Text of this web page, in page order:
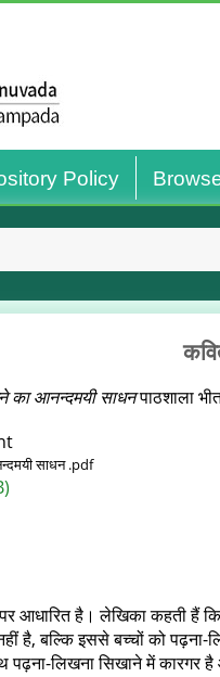
Policy
का आनन्दमयी साधनपाठशाला
साधन .pdf
आधारित है। लेखिका कहती हैं
है, बल्कि इससे बच्चों को
पढ़ना-लिखना सिखाने में